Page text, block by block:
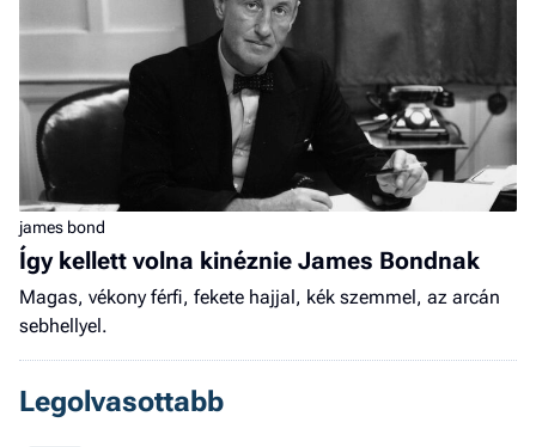
james bond
Így kellett volna kinéznie James Bondnak
Magas, vékony férfi, fekete hajjal, kék szemmel, az arcán
sebhellyel.
Legolvasottabb